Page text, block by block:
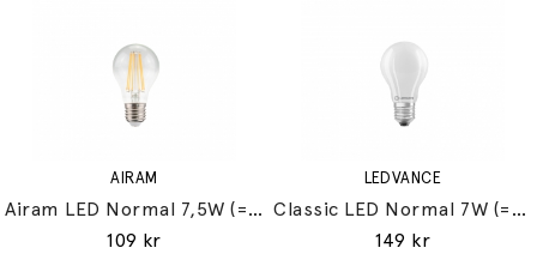
AIRAM
Airam LED Normal 7,5W (=60W) E27
109 kr
LEDVANCE
Classic LED Normal 7W (=60W) E27
149 kr